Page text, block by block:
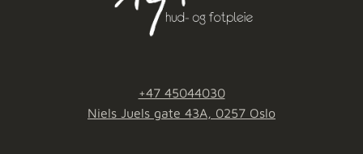
+47 45044030
Niels Juels gate 43A, 0257 Oslo